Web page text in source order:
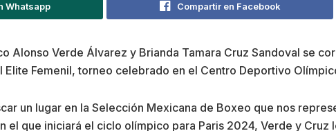
Whatsapp Compartir en Facebook
Alonso Verde Álvarez y Brianda Tamara Cruz Sandoval se
Femenil, torneo celebrado en el Centro Deportivo
un lugar en la Selección Mexicana de Boxeo que nos
el que iniciará el ciclo olímpico para Paris 2024, Verde y Cruz